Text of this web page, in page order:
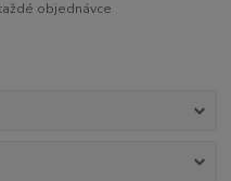
objednávce